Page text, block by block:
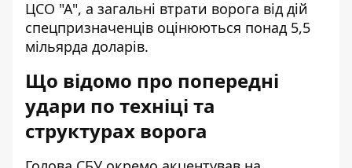
ЦСО "А", а загальні втрати ворога від дій
спецпризначенців оцінюються понад 5,5
мільярда доларів.
Що відомо про попередні
удари по техніці та
структурах ворога